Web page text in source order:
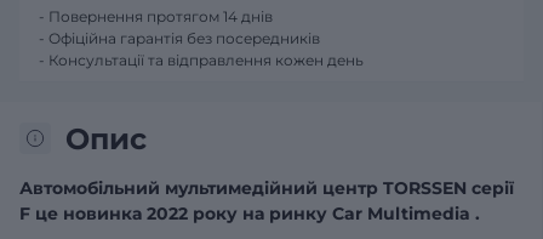
Опис
Автомобільний мультимедійний центр TORSSEN серії
F це новинка 2022 року на ринку Car Multimedia .
- Повернення протягом 14 днів
- Офіційна гарантія без посередників
- Консультації та відправлення кожен день